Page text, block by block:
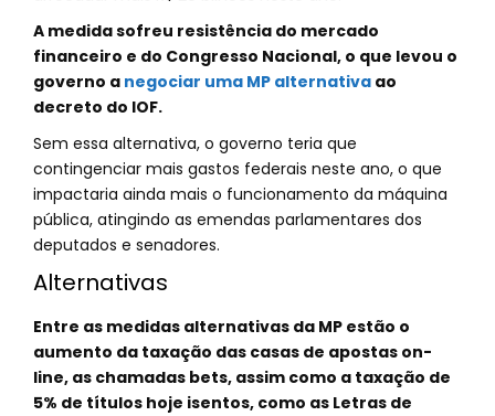
A medida sofreu resistência do mercado
financeiro e do Congresso Nacional, o que levou o
governo a negociar uma MP alternativa ao
decreto do IOF.
Sem essa alternativa, o governo teria que
contingenciar mais gastos federais neste ano, o que
impactaria ainda mais o funcionamento da máquina
pública, atingindo as emendas parlamentares dos
deputados e senadores.
Alternativas
Entre as medidas alternativas da MP estão o
aumento da taxação das casas de apostas on-
line, as chamadas bets, assim como a taxação de
5% de títulos hoje isentos, como as Letras de